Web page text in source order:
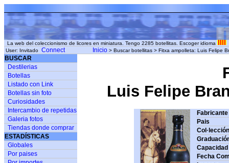
La web del coleccionismo de licores en miniatura. Tengo 2285 botellitas. Escoger idioma
User: Invitado Connect Inicio > Buscar botellitas > Fitxa ampolleta: Luis Felipe
BUSCAR
Destilerias
Botellas
Listado con Link
Botellas sin foto
Curiosidades
Intercambio de repetidas
Galeria fotos
Tiendas donde comprar
ESTADÍSTICAS
Globales
Por paises
Luis Felipe
Fabricante
Pais
Col·lección
Capacidad
Fecha